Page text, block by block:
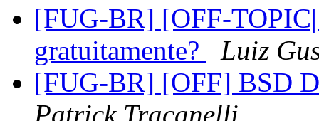
[FUG-BR] [OFF-
gratuitamente?
Luiz
[FUG-BR] [OFF] BSD
Patrick Tracanelli